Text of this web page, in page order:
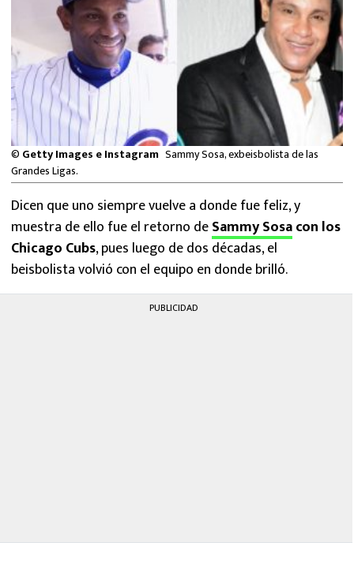
FÓRMULA 1
BOXEO
LIGA MX
NFL
© Getty Images e Instagram Sammy Sosa, exbeisbolista de las
Grandes Ligas.
Dicen que uno siempre vuelve a donde fue feliz, y
muestra de ello fue el retorno deSammy Sosacon los
Chicago Cubs, pues luego de dos décadas, el
beisbolista volvió con el equipo en donde brilló.
PUBLICIDAD